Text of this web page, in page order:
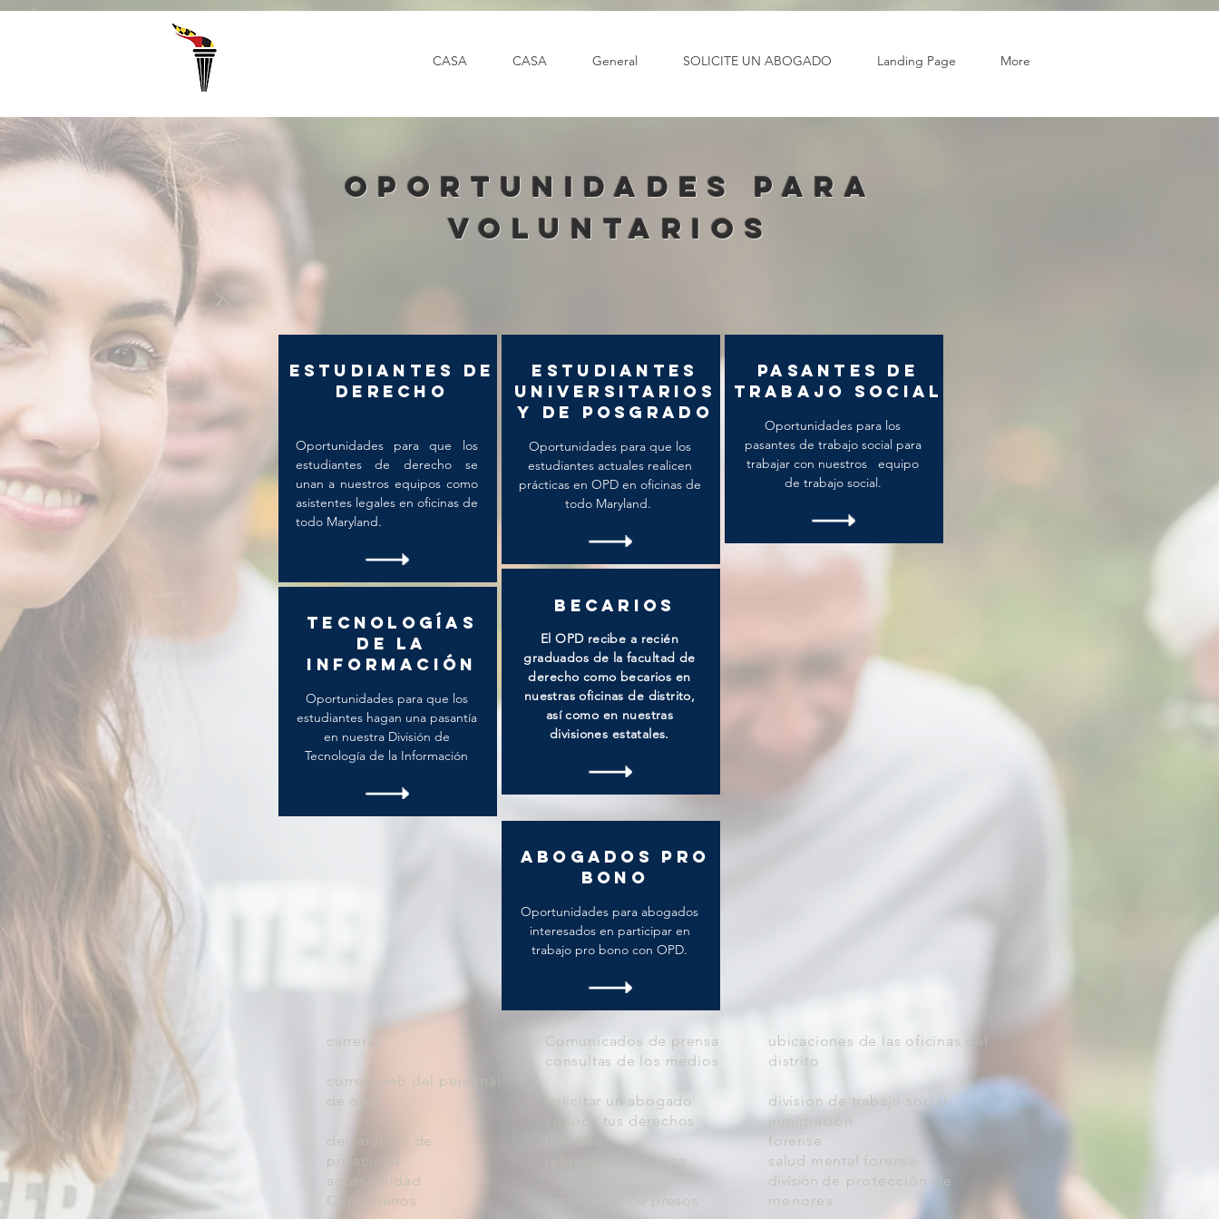
CASA CASA General SOLICITE UN ABOGADO Landing Page More
oportunidades para
voluntarios
estudiantes de
derecho
Oportunidades para que los
estudiantes de derecho se
unan a nuestros equipos como
asistentes legales en oficinas de
todo Maryland.
Tecnologías
de la
información
Oportunidades para que los
estudiantes hagan una pasantía
en nuestra División de
Tecnología de la Información
estudiantes
universitarios
y de posgrado
Oportunidades para que los
estudiantes actuales realicen
prácticas en OPD en oficinas de
todo Maryland.
Becarios
El OPD recibe a recién
graduados de la facultad de
derecho como becarios en
nuestras oficinas de distrito,
así como en nuestras
divisiones estatales.
Pasantes de
Trabajo Social
Oportunidades para los
pasantes de trabajo social para
trabajar con nuestros equipo
de trabajo social.
Abogados Pro
Bono
Oportunidades para abogados
interesados en participar en
trabajo pro bono con OPD.
carreras
correo web del personal
de opd
declaracion de
privacidad
accesibilidad
Contáctenos
Comunicados de prensa
consultas de los medios
solicitar un abogado
conoce tus derechos
reforma de la fianza
localizador de presos
ubicaciones de las oficinas del
distrito
división de trabajo social
inmigración
forense
salud mental forense
división de protección de
menores